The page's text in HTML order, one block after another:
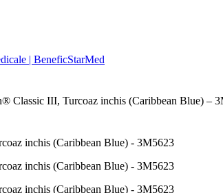
Classic III, Turcoaz inchis (Caribbean Blue) –